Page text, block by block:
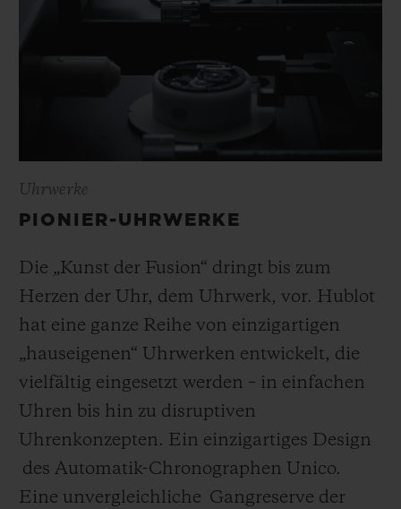
Uhrwerke
PIONIER-UHRWERKE
Die „Kunst der Fusion“ dringt bis zum
Herzen der Uhr, dem Uhrwerk, vor. Hublot
hat eine ganze Reihe von einzigartigen
„hauseigenen“ Uhrwerken entwickelt, die
vielfältig eingesetzt werden – in einfachen
Uhren bis hin zu disruptiven
Uhrenkonzepten. Ein einzigartiges Design
des Automatik-Chronographen Unico.
Eine unvergleichliche Gangreserve der